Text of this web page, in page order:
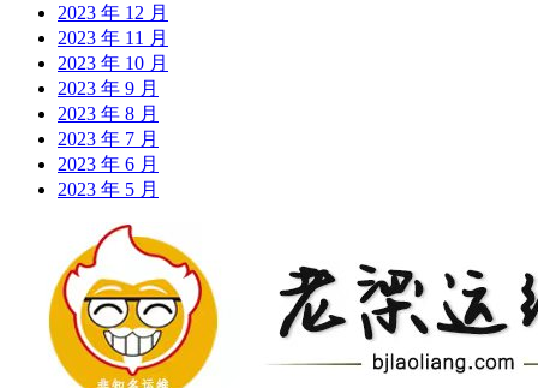
2023 年 12 月
2023 年 11 月
2023 年 10 月
2023 年 9 月
2023 年 8 月
2023 年 7 月
2023 年 6 月
2023 年 5 月